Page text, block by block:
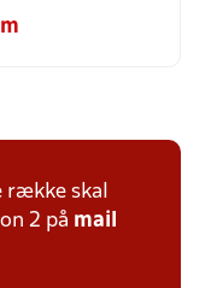
række skal
2 på mail